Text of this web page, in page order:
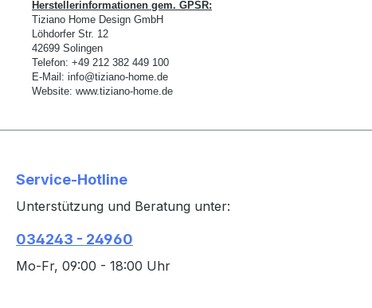
Herstellerinformationen gem. GPSR:
Tiziano Home Design GmbH
L öhdorfer Str. 12
42699 Solingen
Telefon: +49 212 382 449 100
E-Mail: info@tiziano-home.de
Website: www.tiziano-home.de
Service-Hotline
Unterstützung und Beratung unter:
034243 - 24960
Mo-Fr, 09:00 - 18:00 Uhr